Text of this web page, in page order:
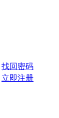
找回密码
立即注册